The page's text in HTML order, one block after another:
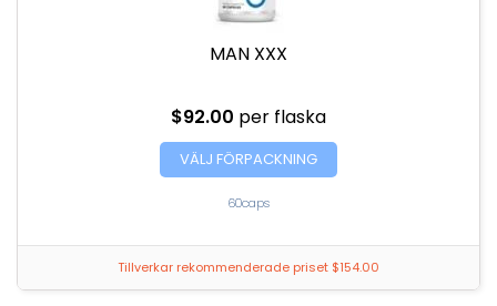
MAN XXX
$92.00 per flaska
VÄLJ FÖRPACKNING
60caps
Tillverkar rekommenderade priset $154.00